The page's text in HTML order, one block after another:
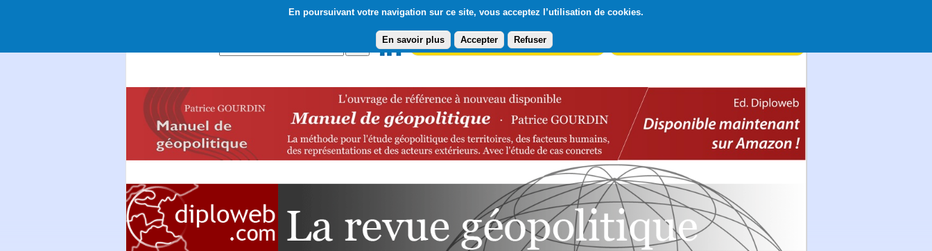
En poursuivant votre navigation sur ce site, vous acceptez l’utilisation de cookies.
En savoir plus Accepter Refuser
Abonnement gratuit à la Lettre du Diploweb